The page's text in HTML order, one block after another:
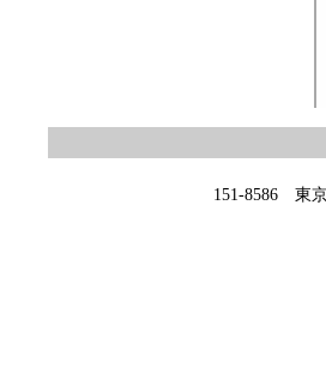
151-8586 東